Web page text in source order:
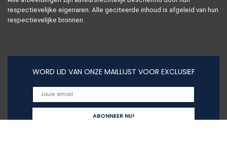
respectievelijke eigenaren. Alle geciteerde inhoud is afgeleid van hun
respectievelijke bronnen.
WORD LID VAN ONZE MAILLIJST VOOR EXCLUSIEF